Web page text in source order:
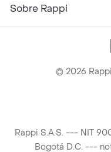
Sobre Rappi
© 2026
Rappi S.A.S. --- NIT
Bogotá D.C. ---